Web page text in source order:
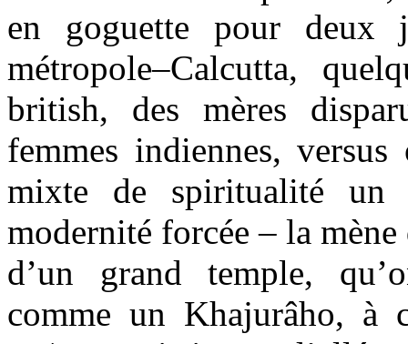
en goguette pour deux
métropole–Calcutta,
british, des mères
femmes indiennes,
mixte de spiritualité un
modernité forcée – la
d’un grand temple,
comme un Khajurâho, à